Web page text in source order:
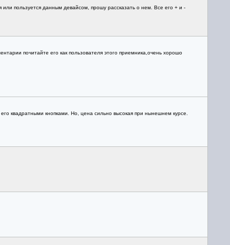
пользуется данным девайсом, прошу рассказать о нем. Все его + и -
почитайте его как пользователя этого приемника,очень хорошо
квадратными кнопками. Но, цена сильно высокая при нынешнем курсе.